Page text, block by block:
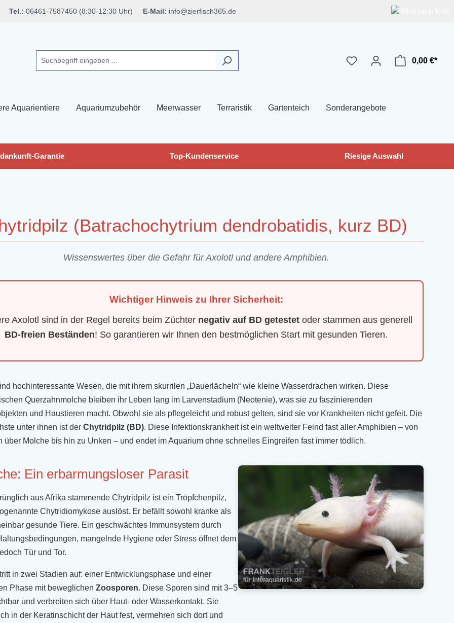
Tel.: 06461-7587450 (8:30-12:30 Uhr) E-Mail: info@zierfisch365.de
0,00 €*
Aquarientiere Aquariumzubehör Meerwasser Terraristik Gartenteich Sonderangebote
Garantie Top-Kundenservice Riesige Auswahl
(Batrachochytrium dendrobatidis, kurz BD)
Wissenswertes über die Gefahr für Axolotl und andere Amphibien.
Wichtiger Hinweis zu Ihrer Sicherheit:
Axolotl sind in der Regel bereits beim Züchter negativ auf BD getestetoder stammen aus generell
BD-freien Beständen! So garantieren wir Ihnen den bestmöglichen Start mit gesunden Tieren.
hochinteressante Wesen, die mit ihrem skurrilen „Dauerlächeln“ wie kleine Wasserdrachen wirken. Diese
Querzahnmolche bleiben ihr Leben lang im Larvenstadium (Neotenie), was sie zu faszinierenden
und Haustieren macht. Obwohl sie als pflegeleicht und robust gelten, sind sie vor Krankheiten nicht gefeit. Die
unter ihnen ist der Chytridpilz (BD). Diese Infektionskrankheit ist ein weltweiter Feind fast aller Amphibien – von
über Molche bis hin zu Unken – und endet im Aquarium ohne schnelles Eingreifen fast immer tödlich.
Ein erbarmungsloser Parasit
aus Afrika stammende Chytridpilz ist ein Tröpfchenpilz,
Chytridiomykose auslöst. Er befällt sowohl kranke als
gesunde Tiere. Ein geschwächtes Immunsystem durch
mangelnde Hygiene oder Stress öffnet dem
Tür und Tor.
in zwei Stadien auf: einer Entwicklungsphase und einer
Phase mit beweglichen Zoosporen. Diese Sporen sind mit 3–5
und verbreiten sich über Haut- oder Wasserkontakt. Sie
in der Keratinschicht der Haut fest, vermehren sich dort und